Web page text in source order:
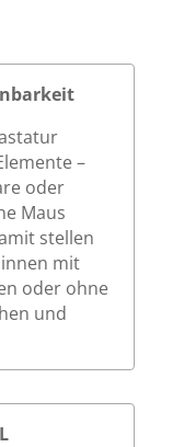
–
oder
Maus
stellen
mit
oder ohne
und